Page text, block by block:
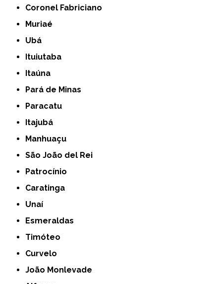
Coronel Fabriciano
Muriaé
Ubá
Ituiutaba
Itaúna
Pará de Minas
Paracatu
Itajubá
Manhuaçu
São João del Rei
Patrocínio
Caratinga
Unaí
Esmeraldas
Timóteo
Curvelo
João Monlevade